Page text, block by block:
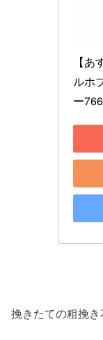
【
ルホ
ー
挽きたての粗挽き